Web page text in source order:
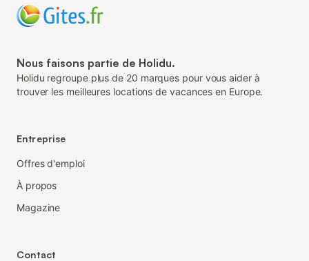
Nous faisons partie de Holidu.
Holidu regroupe plus de 20 marques pour vous aider à
trouver les meilleures locations de vacances en Europe.
Entreprise
Offres d'emploi
À propos
Magazine
Contact